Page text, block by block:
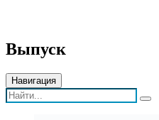
Выпуск
Навигация